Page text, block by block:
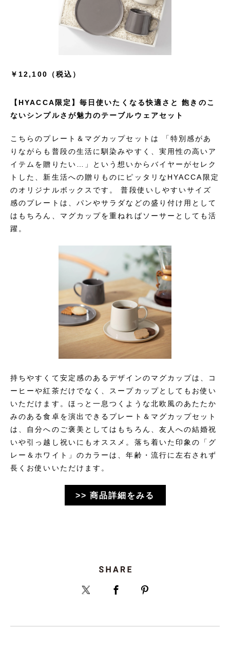
￥12,100（税込）
【HYACCA限定】毎日使いたくなる快適さと 飽きのこ
ないシンプルさが魅力のテーブルウェアセット
こちらのプレート＆マグカップセットは 「特別感があ
りながらも普段の生活に馴染みやすく、実用性の高いア
イテムを贈りたい…」という想いからバイヤーがセレク
トした、新生活への贈りものにピッタリなHYACCA限定
のオリジナルボックスです。 普段使いしやすいサイズ
感のプレートは、パンやサラダなどの盛り付け用として
はもちろん、マグカップを重ねればソーサーとしても活
躍。
持ちやすくて安定感のあるデザインのマグカップは、コ
ーヒーや紅茶だけでなく、スープカップとしてもお使い
いただけます。ほっと一息つくような北欧風のあたたか
みのある食卓を演出できるプレート＆マグカップセット
は、自分へのご褒美としてはもちろん、友人への結婚祝
いや引っ越し祝いにもオススメ。落ち着いた印象の「グ
レー＆ホワイト」のカラーは、年齢・流行に左右されず
長くお使いいただけます。
>> 商品詳細をみる